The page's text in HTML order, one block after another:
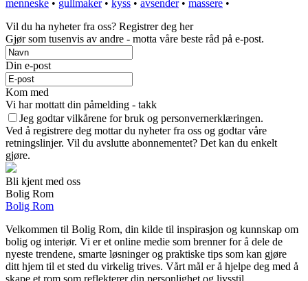
menneske • gullmaker• kyss • avsender• massere •
Vil du ha nyheter fra oss? Registrer deg her
Gjør som tusenvis av andre - motta våre beste råd på e-post.
Din e-post
Kom med
Vi har mottatt din påmelding - takk
Jeg godtar vilkårene for bruk og personvernerklæringen.
Ved å registrere deg mottar du nyheter fra oss og godtar våre
retningslinjer. Vil du avslutte abonnementet? Det kan du enkelt
gjøre.
Bli kjent med oss
Bolig Rom
Bolig Rom
Velkommen til Bolig Rom, din kilde til inspirasjon og kunnskap om
bolig og interiør. Vi er et online medie som brenner for å dele de
nyeste trendene, smarte løsninger og praktiske tips som kan gjøre
ditt hjem til et sted du virkelig trives. Vårt mål er å hjelpe deg med å